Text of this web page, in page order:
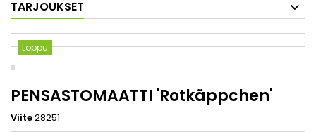
TARJOUKSET
Loppu
PENSASTOMAATTI 'Rotkäppchen'
Viite28251